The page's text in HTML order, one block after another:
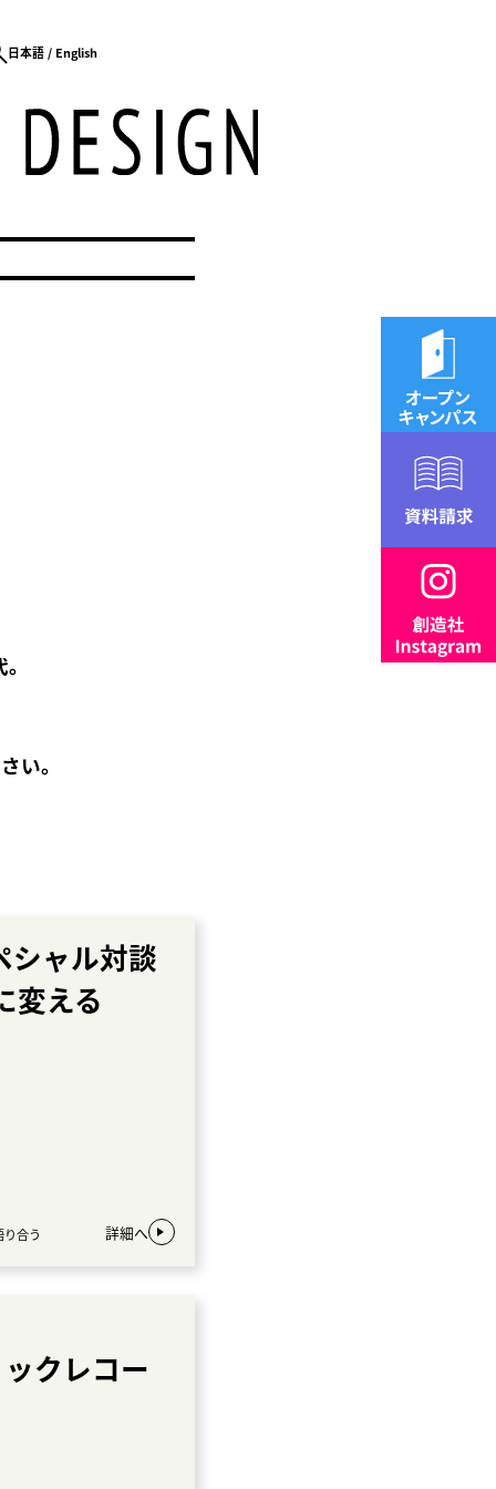
日本語 English
い。
シャル対談
変える
合う 詳細へ
クレコー